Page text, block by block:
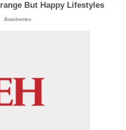
But Happy Lifestyles
Brainberries